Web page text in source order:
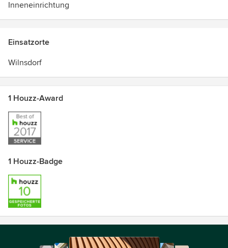
Inneneinrichtung
Einsatzorte
Wilnsdorf
1 Houzz-Award
1 Houzz-Badge